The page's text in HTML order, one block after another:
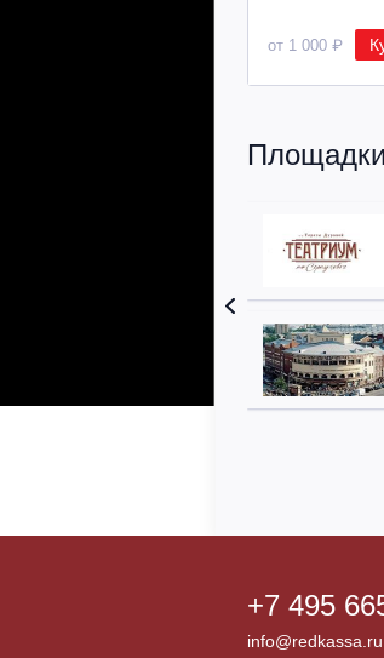
от 1 000 ₽
Площадки
+7 495
info@redkassa.ru